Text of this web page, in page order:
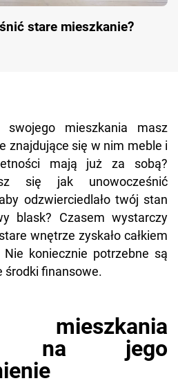
stare mieszkanie?
mieszkania masz
znajdujące się w nim meble i
mają już za sobą?
się jak unowocześnić
odzwierciedlało twój stan
blask? Czasem wystarczy
wnętrze zyskało całkiem
koniecznie potrzebne są
środki finansowe.
mieszkania
na jego